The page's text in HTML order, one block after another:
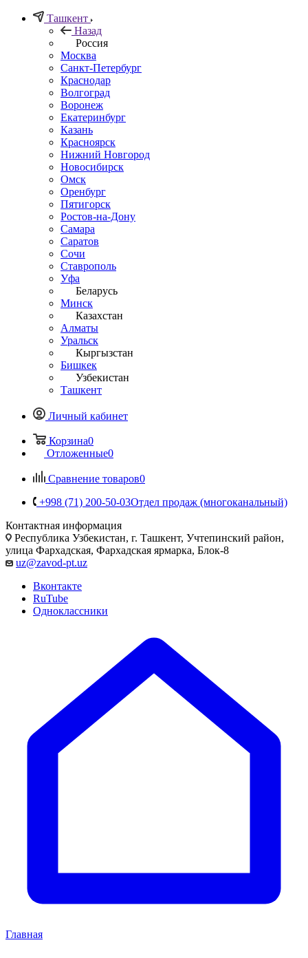
Ташкент
Назад
Россия
Москва
Санкт-Петербург
Краснодар
Волгоград
Воронеж
Екатеринбург
Казань
Красноярск
Нижний Новгород
Новосибирск
Омск
Оренбург
Пятигорск
Ростов-на-Дону
Самара
Саратов
Сочи
Ставрополь
Уфа
Беларусь
Минск
Казахстан
Алматы
Уральск
Кыргызстан
Бишкек
Узбекистан
Ташкент
Личный кабинет
Корзина0
Отложенные0
Сравнение товаров0
+998 (71) 200-50-03Отдел продаж (многоканальный)
Контактная информация
Республика Узбекистан, г. Ташкент, Учтепинский район,
улица Фархадская, Фархадская ярмарка, Блок-8
uz@zavod-pt.uz
Вконтакте
RuTube
Одноклассники
Главная